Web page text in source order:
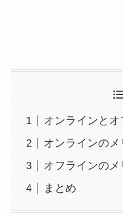
オンラインとオ
オンラインのメ
オフラインのメ
まとめ